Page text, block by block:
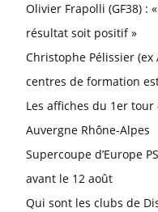
Olivier Frapolli (GF38) :
résultat soit positif »
Christophe Pélissier (ex
centres de formation
Les affiches du 1er
Auvergne Rhône-Alpes
Supercoupe d’Europe
avant le 12 août
Qui sont les clubs de